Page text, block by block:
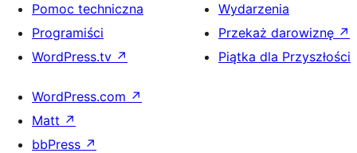
Pomoc techniczna
Programiści
WordPress.tv ↗
Wydarzenia
Przekaż darowiznę ↗
Piątka dla Przyszłości
WordPress.com ↗
Matt ↗
bbPress ↗